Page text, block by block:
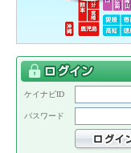
ケイナビID
パスワード